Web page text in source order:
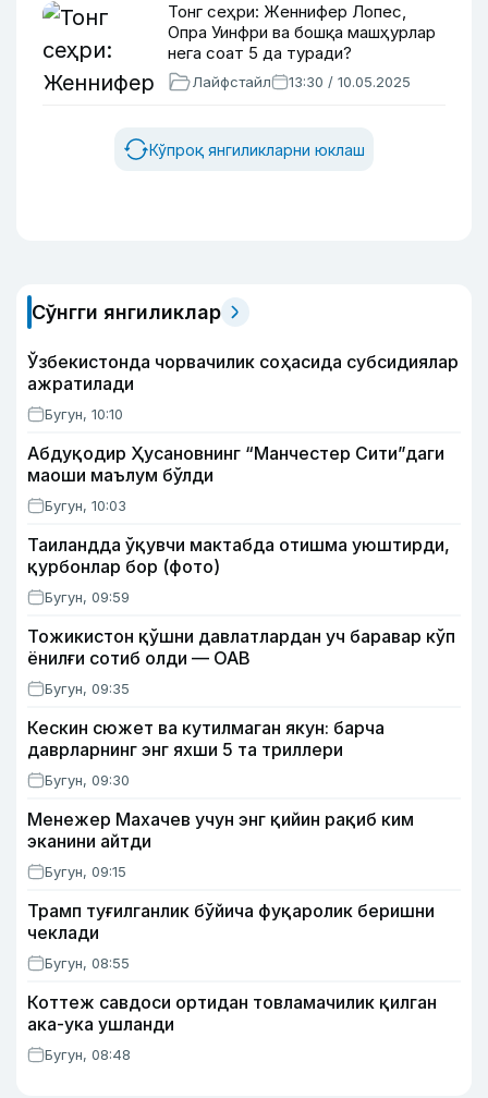
Тонг сеҳри: Женнифер Лопес,
Опра Уинфри ва бошқа машҳурлар
нега соат 5 да туради?
Лайфстайл 13:30 / 10.05.2025
Кўпроқ янгиликларни юклаш
Сўнгги янгиликлар
Ўзбекистонда чорвачилик соҳасида субсидиялар
ажратилади
Бугун, 10:10
Абдуқодир Ҳусановнинг “Манчестер Сити”даги
маоши маълум бўлди
Бугун, 10:03
Таиландда ўқувчи мактабда отишма уюштирди,
қурбонлар бор (фото)
Бугун, 09:59
Тожикистон қўшни давлатлардан уч баравар кўп
ёнилғи сотиб олди — ОАВ
Бугун, 09:35
Кескин сюжет ва кутилмаган якун: барча
даврларнинг энг яхши 5 та триллери
Бугун, 09:30
Менежер Махачев учун энг қийин рақиб ким
эканини айтди
Бугун, 09:15
Трамп туғилганлик бўйича фуқаролик беришни
чеклади
Бугун, 08:55
Коттеж савдоси ортидан товламачилик қилган
ака-ука ушланди
Бугун, 08:48